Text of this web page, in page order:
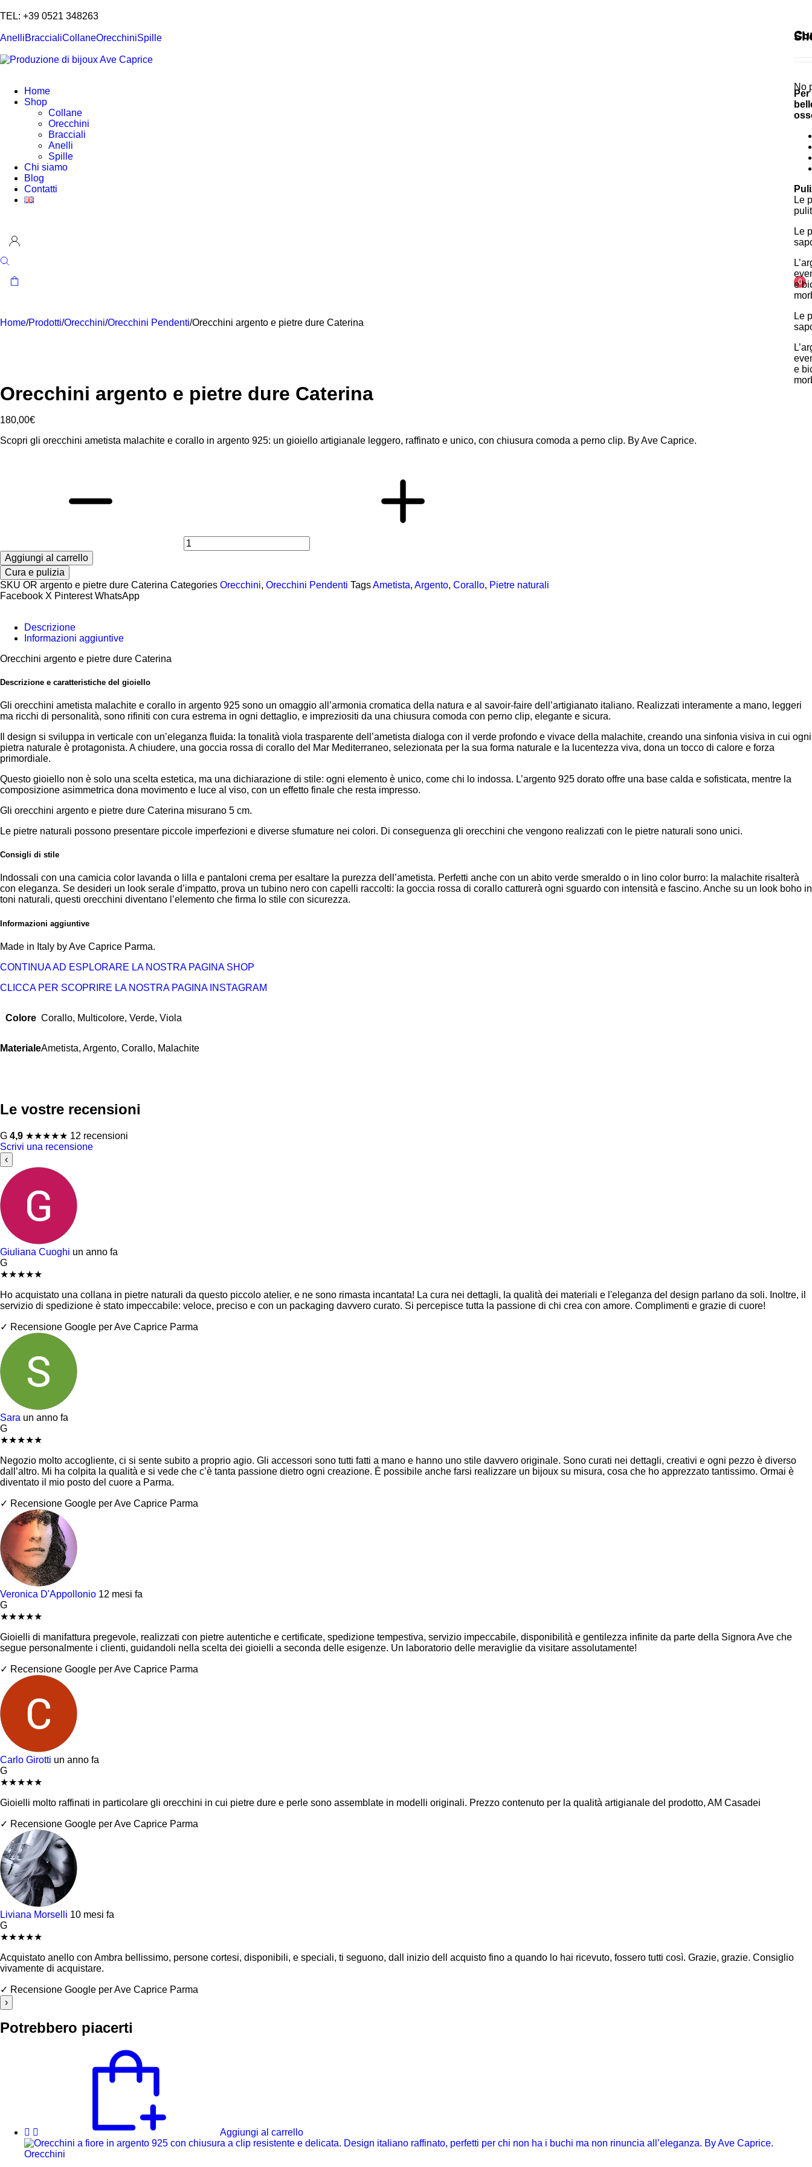
TEL: +39 0521 348263
AnelliBraccialiCollaneOrecchiniSpille
Home
Shop
Collane
Orecchini
Bracciali
Anelli
Spille
Chi siamo
Blog
Contatti
0
Home/Prodotti/Orecchini/Orecchini Pendenti/Orecchini argento e pietre dure Caterina
Orecchini argento e pietre dure Caterina
180,00€
Scopri gli orecchini ametista malachite e corallo in argento 925: un gioiello artigianale leggero, raffinato e unico, con chiusura comoda a perno clip. By Ave Caprice.
Aggiungi al carrello
Cura e pulizia
SKU OR argento e pietre dure Caterina Categories Orecchini, Orecchini Pendenti TagsAmetista, Argento, Corallo, Pietre naturali
Facebook X Pinterest WhatsApp
Descrizione
Informazioni aggiuntive
Orecchini argento e pietre dure Caterina
Descrizione e caratteristiche del gioiello
Gli orecchini ametista malachite e corallo in argento 925 sono un omaggio all’armonia cromatica della natura e al savoir-faire dell’artigianato italiano. Realizzati interamente a mano, leggeri
ma ricchi di personalità, sono rifiniti con cura estrema in ogni dettaglio, e impreziositi da una chiusura comoda con perno clip, elegante e sicura.
Il design si sviluppa in verticale con un’eleganza fluida: la tonalità viola trasparente dell’ametista dialoga con il verde profondo e vivace della malachite, creando una sinfonia visiva in cui ogni
pietra naturale è protagonista. A chiudere, una goccia rossa di corallo del Mar Mediterraneo, selezionata per la sua forma naturale e la lucentezza viva, dona un tocco di calore e forza
primordiale.
Questo gioiello non è solo una scelta estetica, ma una dichiarazione di stile: ogni elemento è unico, come chi lo indossa. L’argento 925 dorato offre una base calda e sofisticata, mentre la
composizione asimmetrica dona movimento e luce al viso, con un effetto finale che resta impresso.
Gli orecchini argento e pietre dure Caterina misurano 5 cm.
Le pietre naturali possono presentare piccole imperfezioni e diverse sfumature nei colori. Di conseguenza gli orecchini che vengono realizzati con le pietre naturali sono unici.
Consigli di stile
Indossali con una camicia color lavanda o lilla e pantaloni crema per esaltare la purezza dell’ametista. Perfetti anche con un abito verde smeraldo o in lino color burro: la malachite risalterà
con eleganza. Se desideri un look serale d’impatto, prova un tubino nero con capelli raccolti: la goccia rossa di corallo catturerà ogni sguardo con intensità e fascino. Anche su un look boho in
toni naturali, questi orecchini diventano l’elemento che firma lo stile con sicurezza.
Informazioni aggiuntive
Made in Italy by Ave Caprice Parma.
CONTINUA AD ESPLORARE LA NOSTRA PAGINA SHOP
CLICCA PER SCOPRIRE LA NOSTRA PAGINA INSTAGRAM
Colore Corallo, Multicolore, Verde, Viola
MaterialeAmetista, Argento, Corallo, Malachite
Le vostre recensioni
G 4,9 ★★★★★ 12 recensioni
Scrivi una recensione
‹
Giuliana Cuoghi un anno fa
G
★★★★★
Ho acquistato una collana in pietre naturali da questo piccolo atelier, e ne sono rimasta incantata! La cura nei dettagli, la qualità dei materiali e l'eleganza del design parlano da soli. Inoltre, il
servizio di spedizione è stato impeccabile: veloce, preciso e con un packaging davvero curato. Si percepisce tutta la passione di chi crea con amore. Complimenti e grazie di cuore!
✓ Recensione Google per Ave Caprice Parma
Sara un anno fa
G
★★★★★
Negozio molto accogliente, ci si sente subito a proprio agio. Gli accessori sono tutti fatti a mano e hanno uno stile davvero originale. Sono curati nei dettagli, creativi e ogni pezzo è diverso
dall’altro. Mi ha colpita la qualità e si vede che c’è tanta passione dietro ogni creazione. È possibile anche farsi realizzare un bijoux su misura, cosa che ho apprezzato tantissimo. Ormai è
diventato il mio posto del cuore a Parma.
✓ Recensione Google per Ave Caprice Parma
Veronica D'Appollonio 12 mesi fa
G
★★★★★
Gioielli di manifattura pregevole, realizzati con pietre autentiche e certificate, spedizione tempestiva, servizio impeccabile, disponibilità e gentilezza infinite da parte della Signora Ave che
segue personalmente i clienti, guidandoli nella scelta dei gioielli a seconda delle esigenze. Un laboratorio delle meraviglie da visitare assolutamente!
✓ Recensione Google per Ave Caprice Parma
Carlo Girotti un anno fa
G
★★★★★
Gioielli molto raffinati in particolare gli orecchini in cui pietre dure e perle sono assemblate in modelli originali. Prezzo contenuto per la qualità artigianale del prodotto, AM Casadei
✓ Recensione Google per Ave Caprice Parma
Liviana Morselli 10 mesi fa
G
★★★★★
Acquistato anello con Ambra bellissimo, persone cortesi, disponibili, e speciali, ti seguono, dall inizio dell acquisto fino a quando lo hai ricevuto, fossero tutti così. Grazie, grazie. Consiglio
vivamente di acquistare.
✓ Recensione Google per Ave Caprice Parma
›
Potrebbero piacerti
Aggiungi al carrello
Orecchini
No
Le
Le
e
Le
e